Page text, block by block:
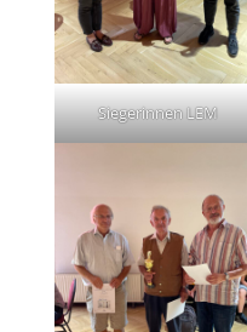
Siegerinnen LEM